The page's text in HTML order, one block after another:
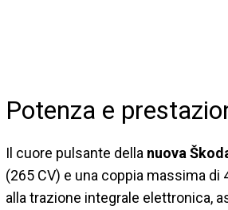
Potenza e
Il cuore pulsante della nuova
(265 CV) e una coppia massima di
alla trazione integrale elettronica,